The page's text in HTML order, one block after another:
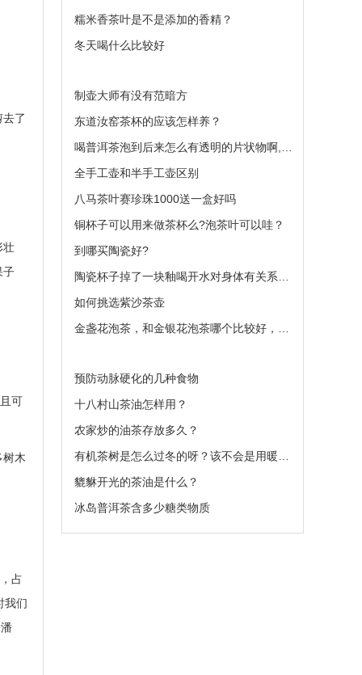
了
壮
子
可
树木
占
我们
糯米香茶叶是不是添加的香精？
冬天喝什么比较好
制壶大师有没有范暗方
东道汝窑茶杯的应该怎样养？
全手工壶和半手工壶区别
八马茶叶赛珍珠1000送一盒好吗
铜杯子可以用来做茶杯么?泡茶叶可以哇？
到哪买陶瓷好?
如何挑选紫沙茶壶
预防动脉硬化的几种食物
十八村山茶油怎样用？
农家炒的油茶存放多久？
貔貅开光的茶油是什么？
冰岛普洱茶含多少糖类物质